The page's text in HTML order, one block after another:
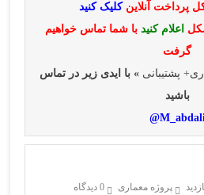
پرداخت آنلاینکلیک کنید
اعلام کنید با شما تماس خواهیم
گرفت
پشتیبانی» با ایدی زیر در تماس
باشید
پروژه معماری 0 دیدگاه